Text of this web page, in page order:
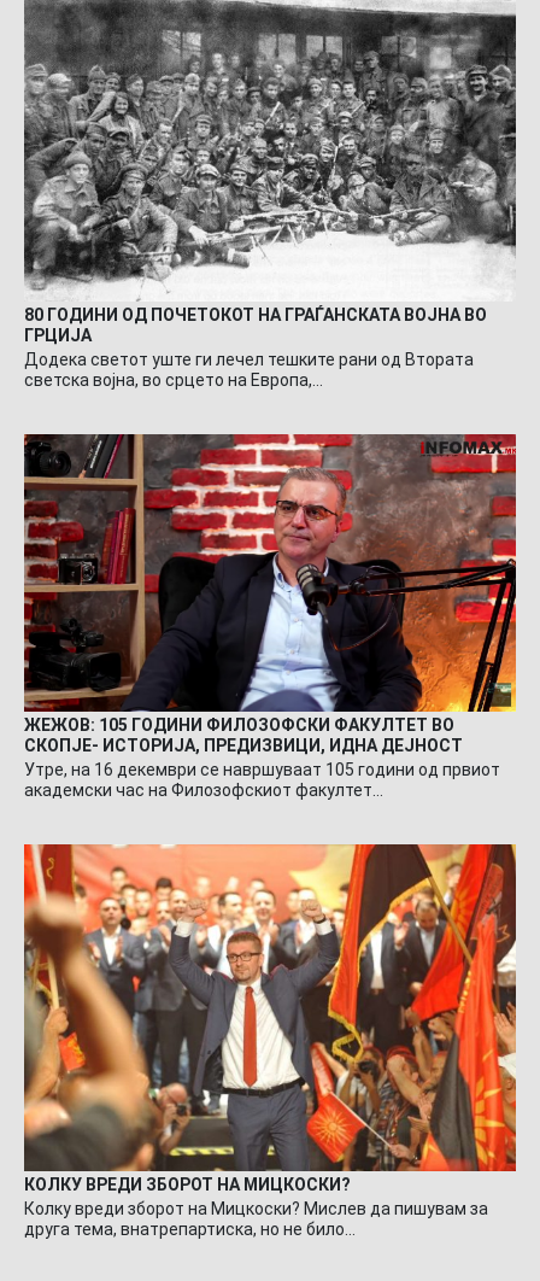
80 ГОДИНИ ОД ПОЧЕТОКОТ НА ГРАЃАНСКАТА ВОЈНА ВО
ГРЦИЈА
Додека светот уште ги лечел тешките рани од Втората
светска војна, во срцето на Европа,…
ЖЕЖОВ: 105 ГОДИНИ ФИЛОЗОФСКИ ФАКУЛТЕТ ВО
СКОПЈЕ- ИСТОРИЈА, ПРЕДИЗВИЦИ, ИДНА ДЕЈНОСТ
Утре, на 16 декември се навршуваат 105 години од првиот
академски час на Филозофскиот факултет…
КОЛКУ ВРЕДИ ЗБОРОТ НА МИЦКОСКИ?
Колку вреди зборот на Мицкоски? Мислев да пишувам за
друга тема, внатрепартиска, но не било…